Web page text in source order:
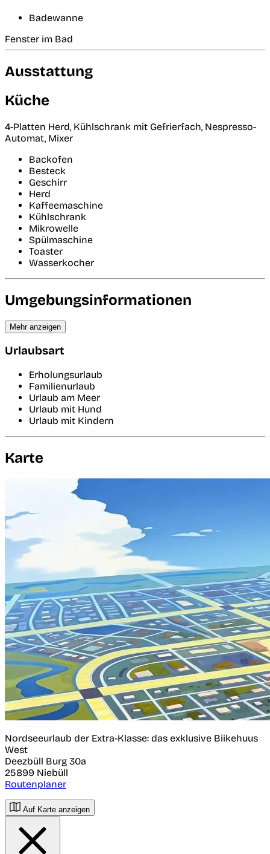
Badewanne
Fenster im Bad
Ausstattung
Küche
4-Platten Herd, Kühlschrank mit Gefrierfach, Nespresso-
Automat, Mixer
Backofen
Besteck
Geschirr
Herd
Kaffeemaschine
Kühlschrank
Mikrowelle
Spülmaschine
Toaster
Wasserkocher
Umgebungsinformationen
Mehr anzeigen
Urlaubsart
Erholungsurlaub
Familienurlaub
Urlaub am Meer
Urlaub mit Hund
Urlaub mit Kindern
Karte
Nordseeurlaub der Extra-Klasse: das exklusive Biikehuus
West
Deezbüll Burg 30a
25899 Niebüll
Routenplaner
Auf Karte anzeigen